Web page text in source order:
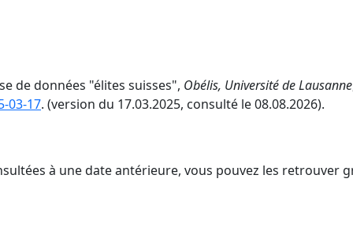
de données "élites suisses", Obélis, Université de Lausanne
03-17. (version du 17.03.2025, consulté le 08.08.2026).
à une date antérieure, vous pouvez les retrouver